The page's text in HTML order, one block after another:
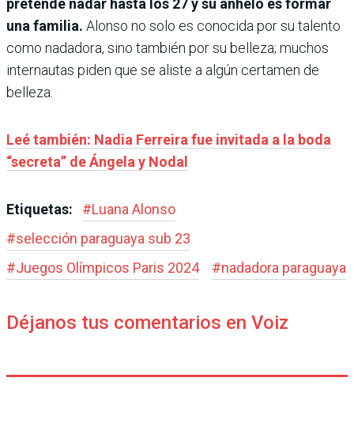
pretende nadar hasta los 27 y su anhelo es formar
una familia. Alonso no solo es conocida por su talento
como nadadora, sino también por su belleza; muchos
internautas piden que se aliste a algún certamen de
belleza.
Leé también: Nadia Ferreira fue invitada a la boda
“secreta” de Ángela y Nodal
Etiquetas: #Luana Alonso
#selección paraguaya sub 23
#Juegos Olímpicos Paris 2024 #nadadora paraguaya
Déjanos tus comentarios en Voiz